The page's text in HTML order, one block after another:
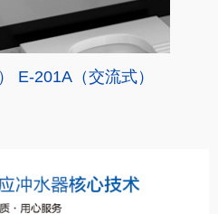
E-201A（交流式）